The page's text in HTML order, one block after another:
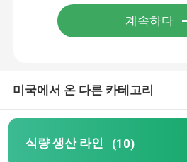
라바쉬 제빵기
도넛 성형기
미국에서 온 다른 카테고리
식량 생산 라인 (10)